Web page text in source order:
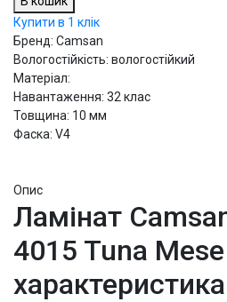
Купити в 1 клік
Бренд: Camsan
Вологостійкість: вологостійкий
Матеріал:
Навантаження: 32 клас
Товщина: 10 мм
Фаска: V4
Опис
Ламінат
4015 Tuna
характеристика